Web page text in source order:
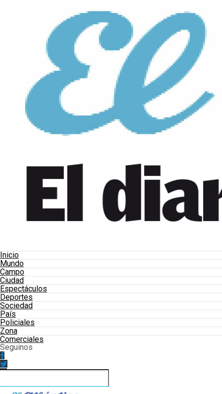
Inicio
Mundo
Campo
Ciudad
Espectáculos
Deportes
Sociedad
País
Policiales
Zona
Comerciales
Seguinos